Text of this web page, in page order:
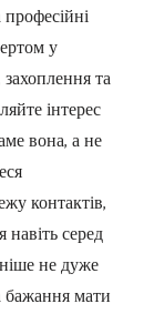
у
захоплення та
інтерес
вона, а не
контактів,
серед
не дуже
бажання мати